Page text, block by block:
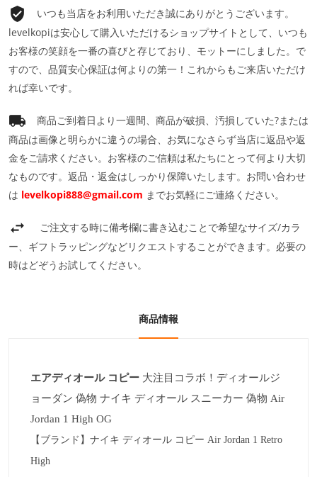
いつも当店をお利用いただき誠にありがとうございます。
levelkopiは安心して購入いただけるショップサイトとして、いつも
お客様の笑顔を一番の喜びと存じており、モットーにしました。で
すので、品質安心保証は何よりの第一！これからもご来店いただけ
れば幸いです。
商品ご到着日より一週間、商品が破損、汚損していた?または
商品は画像と明らかに違うの場合、お気になさらず当店に返品や返
金をご請求ください。お客様のご信頼は私たちにとって何より大切
なものです。返品・返金はしっかり保障いたします。お問い合わせ
は levelkopi888@gmail.com までお気軽にご連絡ください。
ご注文する時に備考欄に書き込むことで希望なサイズ/カラ
ー、ギフトラッピングなどリクエストすることができます。必要の
時はどぞうお試してください。
商品情報
エアディオール コピー 大注目コラボ！ディオールジ
ョーダン 偽物 ナイキ ディオール スニーカー 偽物 Air
Jordan 1 High OG
【ブランド】ナイキ ディオール コピー Air Jordan 1 Retro
High